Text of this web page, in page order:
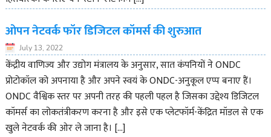
ओपन नेटवर्क फॉर डिजिटल कॉमर्स की शुरुआत
July 13, 2022
केंद्रीय वाणिज्य और उद्योग मंत्रालय के अनुसार, सात कंपनियों ने ONDC
प्रोटोकॉल को अपनाया है और अपने स्वयं के ONDC-अनुकूल एप्प बनाए हैं।
ONDC वैश्विक स्तर पर अपनी तरह की पहली पहल है जिसका उद्देश्य डिजिटल
कॉमर्स का लोकतंत्रीकरण करना है और इसे एक प्लेटफॉर्म-केंद्रित मॉडल से एक
खुले नेटवर्क की ओर ले जाना है। […]